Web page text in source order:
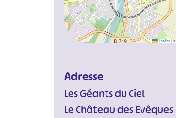
Leaflet|©
Adresse
Les Géants du Ciel
Le Château des Evêques